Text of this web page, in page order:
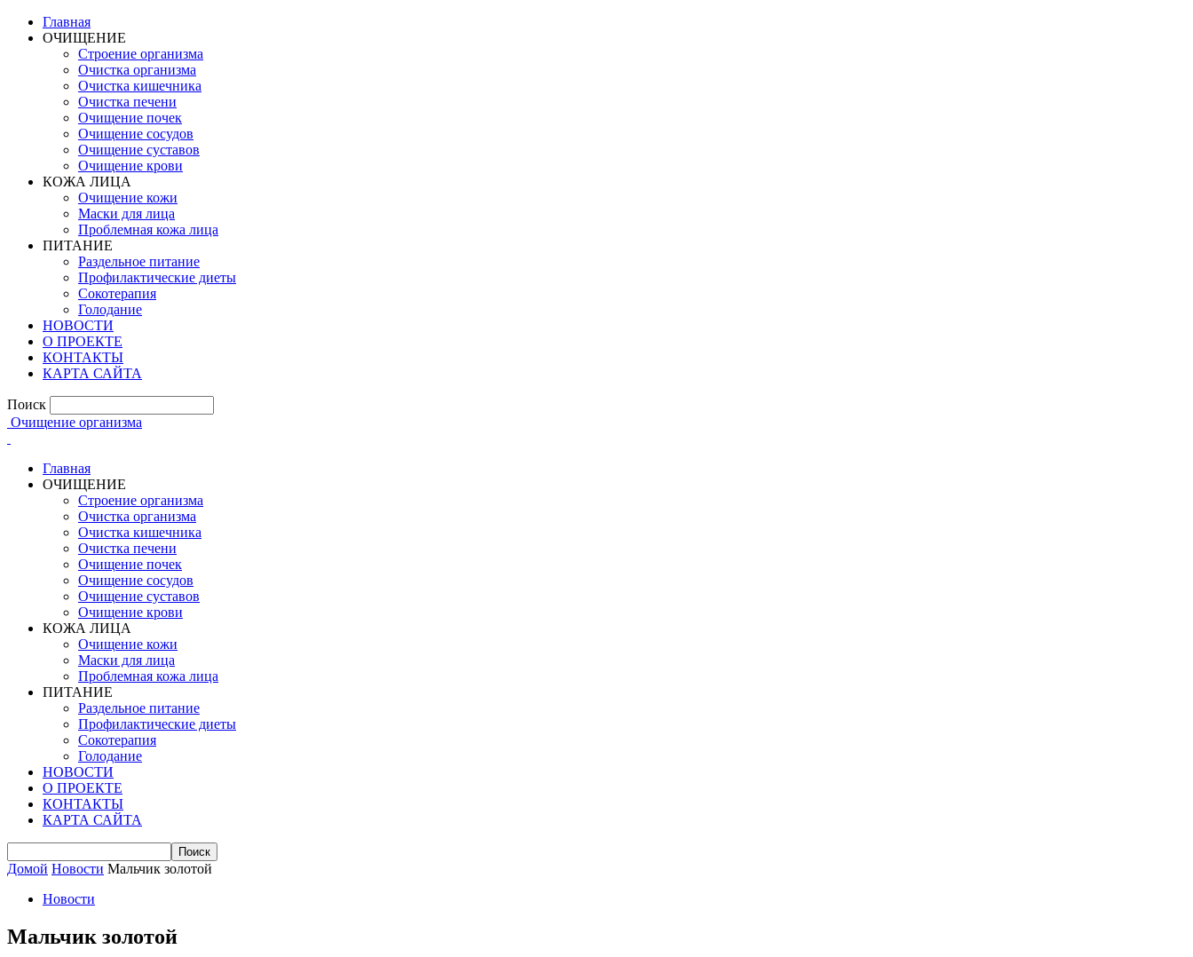
Главная
ОЧИЩЕНИЕ
Строение организма
Очистка организма
Очистка кишечника
Очистка печени
Очищение почек
Очищение сосудов
Очищение суставов
Очищение крови
КОЖА ЛИЦА
Очищение кожи
Маски для лица
Проблемная кожа лица
ПИТАНИЕ
Раздельное питание
Профилактические диеты
Сокотерапия
Голодание
НОВОСТИ
О ПРОЕКТЕ
КОНТАКТЫ
КАРТА САЙТА
Поиск
Очищение организма
Главная
ОЧИЩЕНИЕ
Строение организма
Очистка организма
Очистка кишечника
Очистка печени
Очищение почек
Очищение сосудов
Очищение суставов
Очищение крови
КОЖА ЛИЦА
Очищение кожи
Маски для лица
Проблемная кожа лица
ПИТАНИЕ
Раздельное питание
Профилактические диеты
Сокотерапия
Голодание
НОВОСТИ
О ПРОЕКТЕ
КОНТАКТЫ
КАРТА САЙТА
Домой Новости Мальчик золотой
Новости
Мальчик золотой